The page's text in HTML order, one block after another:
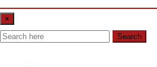
×
Search